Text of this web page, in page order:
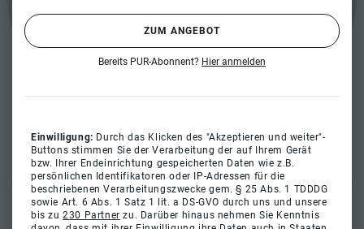
ZUM ANGEBOT
Bereits PUR-Abonnent? Hier anmelden
Einwilligung: Durch das Klicken des "Akzeptieren und weiter"-
Buttons stimmen Sie der Verarbeitung der auf Ihrem Gerät
bzw. Ihrer Endeinrichtung gespeicherten Daten wie z.B.
persönlichen Identifikatoren oder IP-Adressen für die
beschriebenen Verarbeitungszwecke gem. § 25 Abs. 1 TDDDG
sowie Art. 6 Abs. 1 Satz 1 lit. a DS-GVO durch uns und unsere
bis zu230 Partner zu. Darüber hinaus nehmen Sie Kenntnis